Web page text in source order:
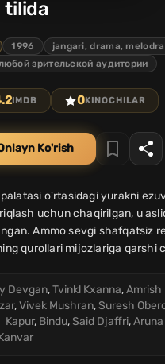
tilida
1996
jangari, drama,
зрительской аудитории
IMDB 0KINOCHILAR
Ko'rish
o'rtasidagi yurakni
uchun chaqirilgan, u
Ammo sevgi shafqatsiz
qurollari mijozlariga qarshi
Devgan,Tvinkl Kxanna,Amrish
,Vivek Mushran,Suresh
Kapur, Bindu,Said Djaffri,